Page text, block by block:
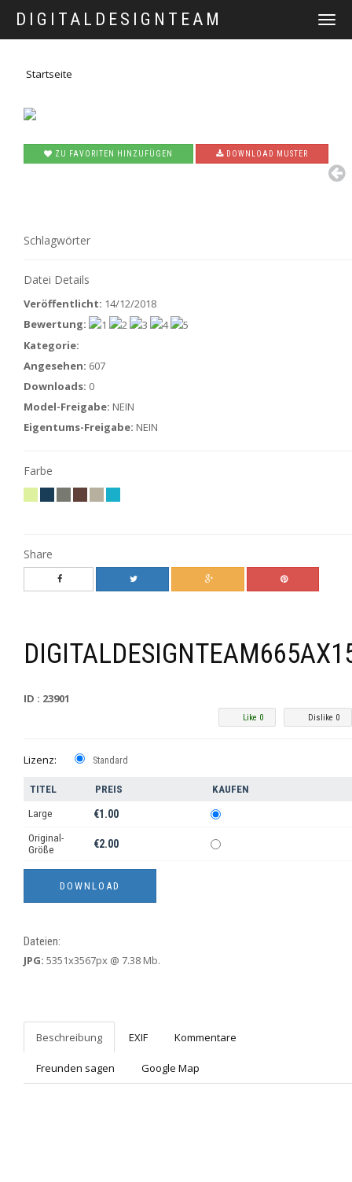
DIGITALDESIGNTEAM
TOGGLE
Startseite
ZU FAVORITEN HINZUFÜGEN DOWNLOAD MUSTER
Schlagwörter
Datei Details
Veröffentlicht: 14/12/2018
Bewertung:
Kategorie:
Angesehen: 607
Downloads: 0
Model-Freigabe: NEIN
Eigentums-Freigabe: NEIN
Farbe
Share
ID : 23901
Dislike 0
Like 0
Lizenz: Standard
TITEL PREIS KAUFEN
Large €1.00
Original-
Größe
€2.00
Dateien:
JPG: 5351x3567px @ 7.38 Mb.
Beschreibung EXIF Kommentare
Freunden sagen Google Map